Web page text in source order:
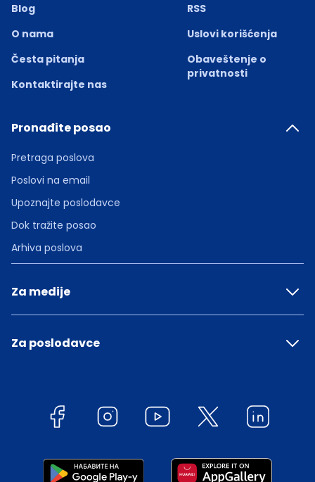
Blog
O nama
Česta pitanja
Kontaktirajte nas
RSS
Uslovi korišćenja
Obaveštenje o
privatnosti
Pronađite posao
Pretraga poslova
Poslovi na email
Upoznajte poslodavce
Dok tražite posao
Arhiva poslova
Za medije
Za poslodavce